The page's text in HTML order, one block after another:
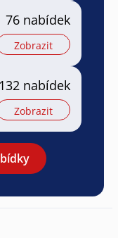
76 nabídek
Zobrazit
nabídek
Zobrazit